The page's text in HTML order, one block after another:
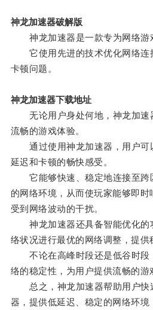
神龙加速器破解版
神龙加速器是一款专为网络游
它使用先进的技术优化网络连
卡顿问题。
神龙加速器下载地址
无论用户身处何地，神龙加速
流畅的游戏体验。
通过使用神龙加速器，用户可
延迟和卡顿的畅快感受。
它能够快速、稳定地连接至跨
的网络环境，从而使玩家能够即
受到网络波动的干扰。
神龙加速器还具备智能优化的
络状况进行最优的网络调整，提供
不论在高峰时段还是低谷时段
络的稳定性，为用户提供流畅的游
总之，神龙加速器帮助用户快
器，提供低延迟、稳定的网络环